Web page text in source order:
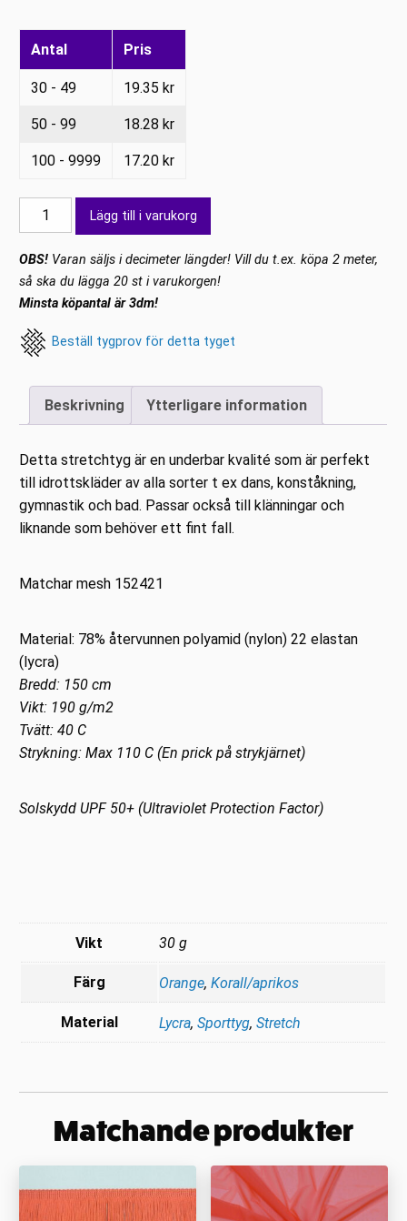
Antal Pris
30 - 49 19.35kr
50 - 99 18.28kr
100 - 9999 17.20kr
Lycra
Clementin
matt
mängd
Lägg till i varukorg
OBS! Varan säljs i decimeter längder! Vill du t.ex. köpa 2 meter,
så ska du lägga 20 st i varukorgen!
Minsta köpantal är 3dm!
Beställ tygprov för detta tyget
Beskrivning Ytterligare information
Detta stretchtyg är en underbar kvalité som är perfekt
till idrottskläder av alla sorter t ex dans, konståkning,
gymnastik och bad. Passar också till klänningar och
liknande som behöver ett fint fall.
Matchar mesh 152421
Material: 78% återvunnen polyamid (nylon) 22 elastan
(lycra)
Bredd: 150 cm
Vikt: 190 g/m2
Tvätt: 40 C
Strykning: Max 110 C (En prick på strykjärnet)
Solskydd UPF 50+ (Ultraviolet Protection Factor)
Vikt 30 g
Färg Orange,Korall/aprikos
Material Lycra,Sporttyg,Stretch
Matchande produkter